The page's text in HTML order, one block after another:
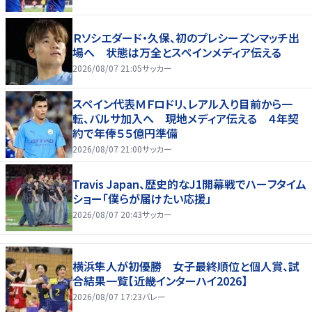
Ｒソシエダード・久保、初のプレシーズンマッチ出
場へ 状態は万全とスペインメディア伝える
2026/08/07 21:05サッカー
スペイン代表ＭＦロドリ、レアル入り目前から一
転、バルサ加入へ 現地メディア伝える ４年契
約で年俸５５億円準備
2026/08/07 21:00サッカー
Travis Japan、歴史的なJ1開幕戦でハーフタイム
ショー「僕らが届けたい応援」
2026/08/07 20:43サッカー
横浜隼人が初優勝 女子最終順位と個人賞、試
合結果一覧【近畿インターハイ2026】
2026/08/07 17:23バレー